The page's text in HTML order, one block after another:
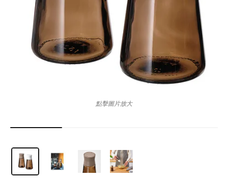
點擊圖片放大